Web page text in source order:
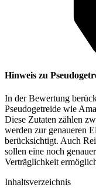
Hinweis zu
In der Bewertung
Pseudogetreide wie
Diese Zutaten zählen
werden zur genaueren
berücksichtigt. Auch
sollen eine noch
Verträglichkeit
Inhaltsverzeichnis​